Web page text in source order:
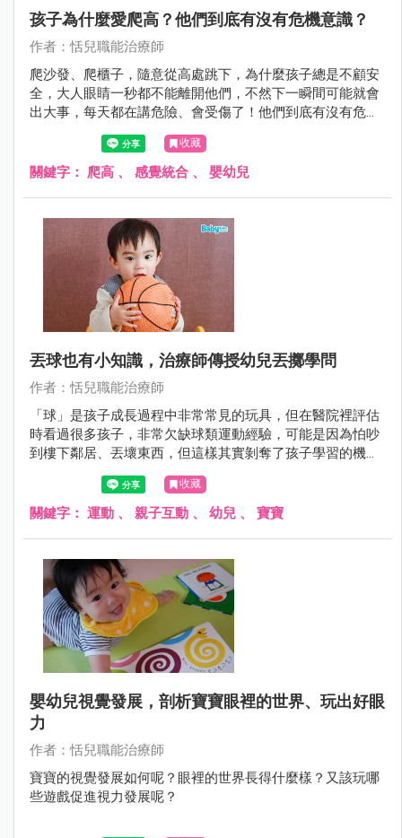
孩子為什麼愛爬高？他們到底有沒有危機意識？
作者：恬兒職能治療師
爬沙發、爬櫃子，隨意從高處跳下，為什麼孩子總是不顧安
全，大人眼睛一秒都不能離開他們，不然下一瞬間可能就會
出大事，每天都在講危險、會受傷了！他們到底有沒有危險
意識？栗子和恬兒治療師今天就來介紹危險意識從什麼時候
開始發生？孩子為什麼總是這麼「大膽」？
收藏
關鍵字： 爬高 、 感覺統合 、 嬰幼兒
丟球也有小知識，治療師傳授幼兒丟擲學問
作者：恬兒職能治療師
「球」是孩子成長過程中非常常見的玩具，但在醫院裡評估
時看過很多孩子，非常欠缺球類運動經驗，可能是因為怕吵
到樓下鄰居、丟壞東西，但這樣其實剝奪了孩子學習的機
會，也連帶的影響了動作協調、反應力的發展，今天Ally治
療師和恬兒治療師要來和大家解密「丟球」的學問~
收藏
關鍵字： 運動 、 親子互動 、 幼兒 、 寶寶
嬰幼兒視覺發展，剖析寶寶眼裡的世界、玩出好眼
力
作者：恬兒職能治療師
寶寶的視覺發展如何呢？眼裡的世界長得什麼樣？又該玩哪
些遊戲促進視力發展呢？